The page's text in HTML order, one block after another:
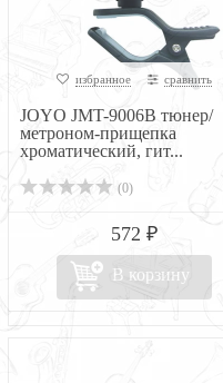
избранное сравнить
JOYO JMT-9006B тюнер/
метроном-прищепка
хроматический, гит...
(0)
572 ₽
В корзину